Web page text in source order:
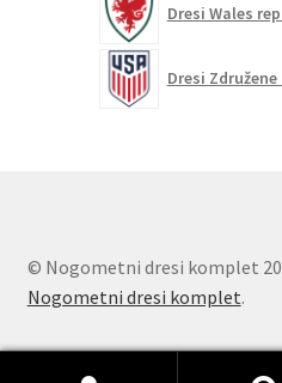
Dresi Wales
Dresi
© Nogometni dresi komplet
Nogometni dresi komplet.